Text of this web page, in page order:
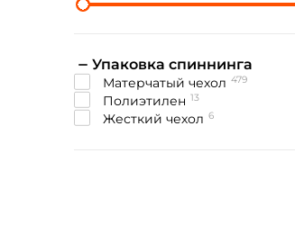
Упаковка спиннинга
Матерчатый чехол 479
Полиэтилен 13
Жесткий чехол 6